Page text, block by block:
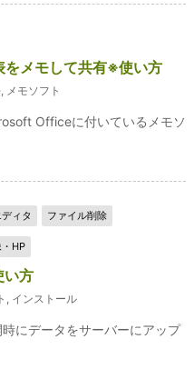
メモして共有※使い方
, メモソフト
Officeに付いているメモソ
ィタ ファイル削除
HP
方
, インストール
にデータをサーバーにアップ